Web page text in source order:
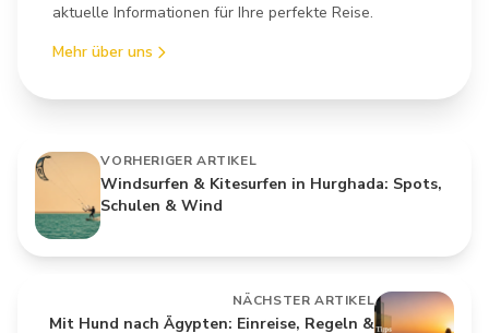
aktuelle Informationen für Ihre perfekte Reise.
Mehr über uns
VORHERIGER ARTIKEL
Windsurfen & Kitesurfen in Hurghada: Spots,
Schulen & Wind
NÄCHSTER ARTIKEL
Mit Hund nach Ägypten: Einreise, Regeln &